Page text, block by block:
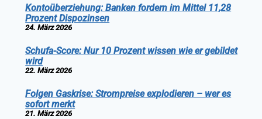
Kontoüberziehung: Banken fordern im Mittel 11,28
Prozent Dispozinsen
24. März 2026
Schufa-Score: Nur 10 Prozent wissen wie er gebildet
wird
22. März 2026
Folgen Gaskrise: Strompreise explodieren – wer es
sofort merkt
21. März 2026